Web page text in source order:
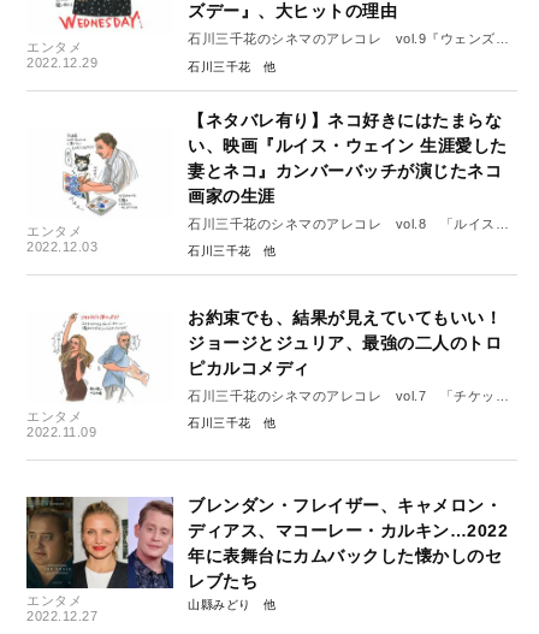
エンタメ
2022.12.29
ズデー』、大ヒットの理由
石川三千花のシネマのアレコレ vol.9『ウェンズデ
ー』
石川三千花
エンタメ
2022.12.03
【ネタバレ有り】ネコ好きにはたまらな
い、映画『ルイス・ウェイン 生涯愛した
妻とネコ』カンバーバッチが演じたネコ
画家の生涯
石川三千花のシネマのアレコレ vol.8 「ルイス・
ウェイン 生涯愛した妻とネコ」
石川三千花
エンタメ
2022.11.09
お約束でも、結果が見えていてもいい！
ジョージとジュリア、最強の二人のトロ
ピカルコメディ
石川三千花のシネマのアレコレ vol.7 「チケッ
ト・トゥ・パラダイス」
石川三千花
エンタメ
2022.12.27
ブレンダン・フレイザー、キャメロン・
ディアス、マコーレー・カルキン…2022
年に表舞台にカムバックした懐かしのセ
レブたち
山縣みどり